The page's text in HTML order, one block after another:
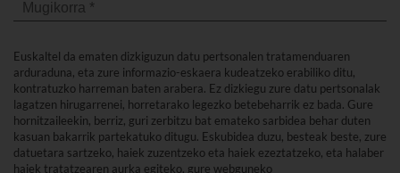
Euskaltel da ematen dizkiguzun datu pertsonalen tratamenduaren
arduraduna, eta zure informazio-eskaera kudeatzeko erabiliko ditu,
kontratuzko harreman baten arabera. Ez dizkiegu zure datu pertsonalak
lagatzen hirugarrenei, horretarako legezko betebeharrik ez bada. Gure
hornitzaileekin, berriz, guri zerbitzu bat emateko sarbidea behar duten
kasuan bakarrik partekatuko ditugu. Eskubidea duzu, besteak beste, zure
datuetara sartzeko, haiek zuzentzeko eta haiek ezeztatzeko, eta halaber
haiek tratatzearen aurka egiteko, gure webguneko